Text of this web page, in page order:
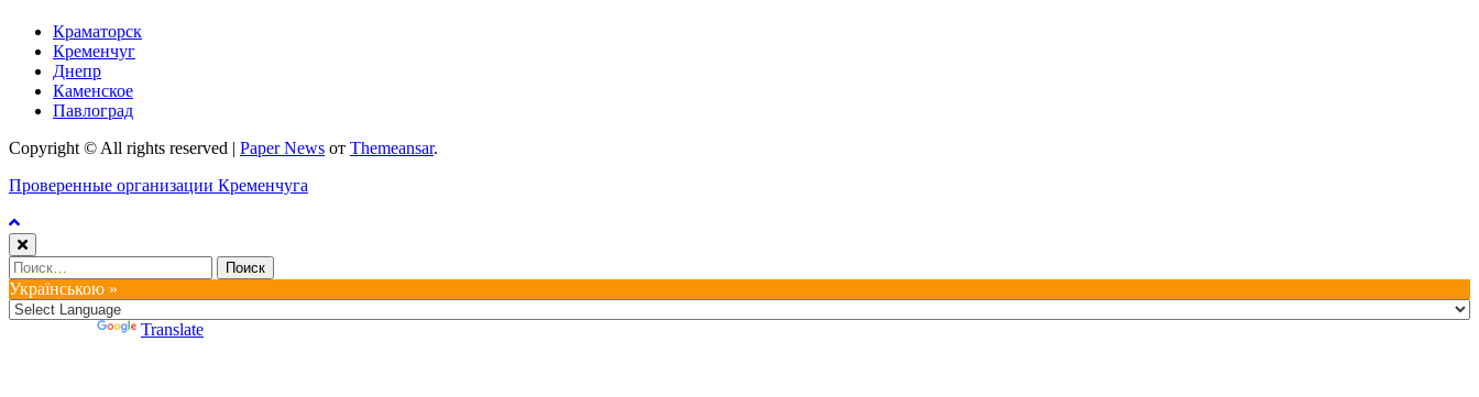
Краматорск
Кременчуг
Днепр
Каменское
Павлоград
Copyright © All rights reserved | Paper News от Themeansar.
Проверенные организации Кременчуга
Найти:
Українською »
Translate